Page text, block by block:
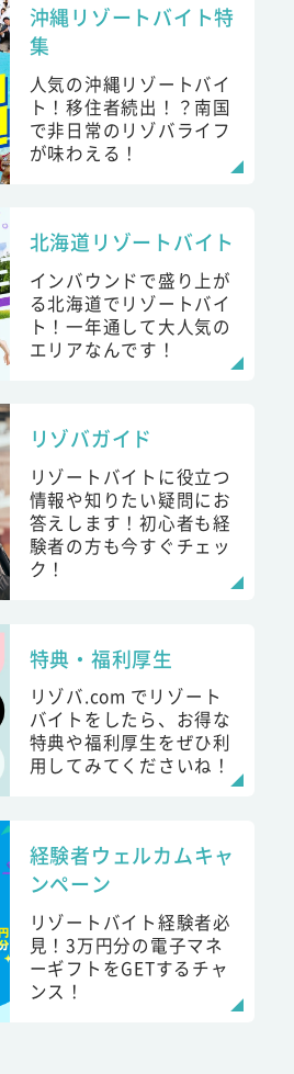
沖縄リゾートバイト特
集
人気の沖縄リゾートバイ
ト！移住者続出！？南国
で非日常のリゾバライフ
が味わえる！
北海道リゾートバイト
インバウンドで盛り上が
る北海道でリゾートバイ
ト！一年通して大人気の
エリアなんです！
リゾバガイド
リゾートバイトに役立つ
情報や知りたい疑問にお
答えします！初心者も経
験者の方も今すぐチェッ
ク！
特典・福利厚生
リゾバ.com でリゾート
バイトをしたら、お得な
特典や福利厚生をぜひ利
用してみてくださいね！
経験者ウェルカムキャ
ンペーン
リゾートバイト経験者必
見！3万円分の電子マネ
ーギフトをGETするチャ
ンス！